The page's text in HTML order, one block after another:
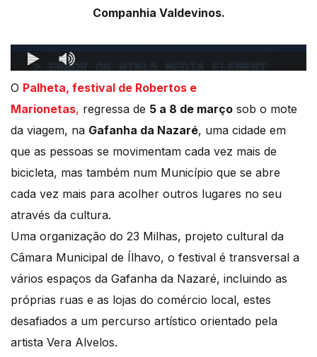
Companhia Valdevinos.
O Palheta, festival de Robertos e
Marionetas, regressa de 5 a 8 de março sob o mote
da viagem, na Gafanha da Nazaré, uma cidade em
que as pessoas se movimentam cada vez mais de
bicicleta, mas também num Município que se abre
cada vez mais para acolher outros lugares no seu
através da cultura.
Uma organização do 23 Milhas, projeto cultural da
Câmara Municipal de Ílhavo, o festival é transversal a
vários espaços da Gafanha da Nazaré, incluindo as
próprias ruas e as lojas do comércio local, estes
desafiados a um percurso artístico orientado pela
artista Vera Alvelos.